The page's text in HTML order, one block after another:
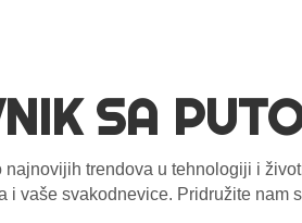
SA
trendova u tehnologiji i
vaše svakodnevice. Pridružite nam